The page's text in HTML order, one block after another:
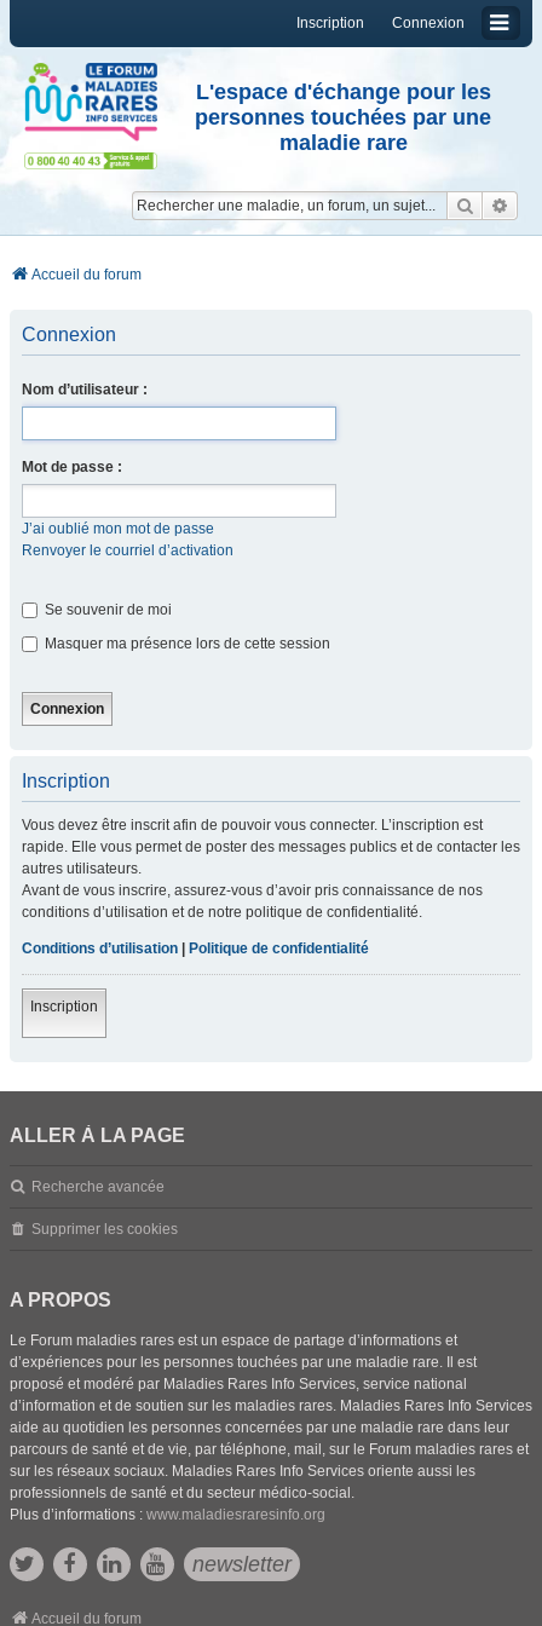
Connexion
Inscription
L'espace d'échange pour les
personnes touchées par une
maladie rare
Accueil du forum
Connexion
Nom d’utilisateur :
Mot de passe :
J’ai oublié mon mot de passe
Renvoyer le courriel d’activation
Se souvenir de moi
Masquer ma présence lors de cette session
Inscription
Vous devez être inscrit afin de pouvoir vous connecter. L’inscription est
rapide. Elle vous permet de poster des messages publics et de contacter les
autres utilisateurs.
Avant de vous inscrire, assurez-vous d’avoir pris connaissance de nos
conditions d’utilisation et de notre politique de confidentialité.
Conditions d’utilisation Politique de confidentialité
Inscription
ALLER À LA PAGE
Recherche avancée
Supprimer les cookies
A PROPOS
Le Forum maladies rares est un espace de partage d’informations et
d’expériences pour les personnes touchées par une maladie rare. Il est
proposé et modéré par Maladies Rares Info Services, service national
d’information et de soutien sur les maladies rares. Maladies Rares Info Services
aide au quotidien les personnes concernées par une maladie rare dans leur
parcours de santé et de vie, par téléphone, mail, sur le Forum maladies rares et
sur les réseaux sociaux. Maladies Rares Info Services oriente aussi les
professionnels de santé et du secteur médico-social.
Plus d’informations : www.maladiesraresinfo.org
newsletter
Accueil du forum